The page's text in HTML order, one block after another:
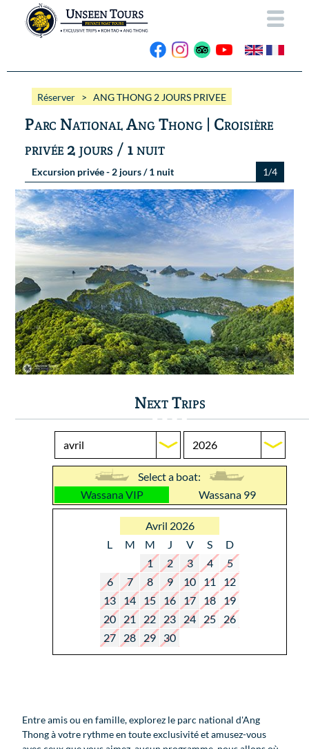
A PROPOS
NOS BATEAUX
Wassana VIP
Wassana 99
EXCURSIONS
ANG THONG
KOH TAO
GALERIE
Vidéos
Photos Ang Thong
Photos Koh Tao
CONTACT
RESERVER
Réserver> ANG THONG 2 JOURS PRIVEE
Parc National Ang Thong | Croisière
privée 2 jours / 1 nuit
Excursion privée - 2 jours / 1 nuit 1/4
Next Trips
Select a boat:
Wassana VIP
Wassana 99
Avril 2026
L
M M J V S
D
1
2 3 4
5
6
7 8 9 10 11
12
13
14 15 16 17 18
19
20
21 22 23 24 25
26
27
28 29 30
Entre amis ou en famille, explorez le parc national d'Ang
Thong à votre rythme en toute exclusivité et amusez-vous